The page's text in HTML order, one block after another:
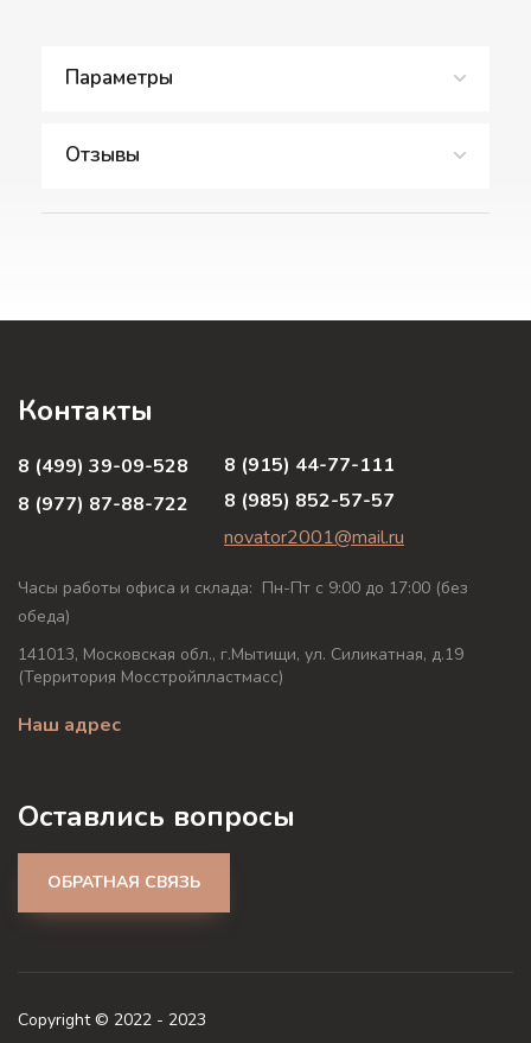
Параметры
Отзывы
Оставлись вопросы
ОБРАТНАЯ СВЯЗЬ
Контакты
8 (499) 39-09-528
8 (977) 87-88-722
8 (915) 44-77-111
8 (985) 852-57-57
novator2001@mail.ru
Часы работы офиса и склада: Пн-Пт с 9:00 до 17:00 (без
обеда)
141013, Московская обл., г.Мытищи, ул. Силикатная, д.19
(Территория Мосстройпластмасс)
Наш адрес
Copyright © 2022 - 2023